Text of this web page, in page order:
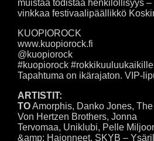
muistaa todistaa henkilöllisyys –
vinkkaa festivaalipäällikkö
KUOPIOROCK
www.kuopiorock.fi
@kuopiorock
#kuopiorock #rokkikuuluukaikille
Tapahtuma on ikärajaton. VIP-
ARTISTIT:
TOAmorphis, Danko Jones,
Von Hertzen Brothers, Jonna
Tervomaa, Uniklubi, Pelle
&amp; Hajonneet, SKYB –